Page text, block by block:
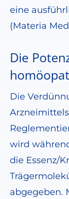
eine
(Materia
Die
Die
wird
die Essenz/
abgegeben.